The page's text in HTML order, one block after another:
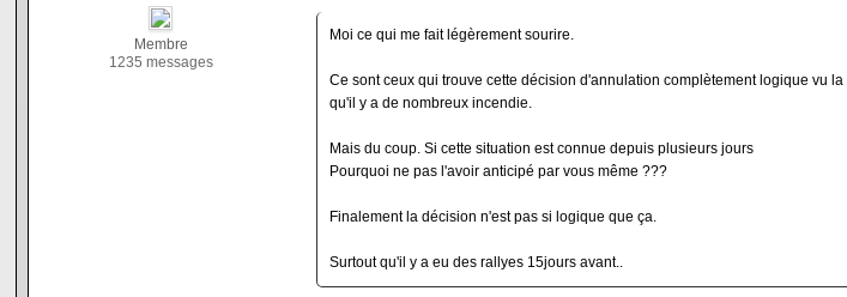
Membre
1235 messages
Moi ce qui me fait légèrement sourire.
Ce sont ceux qui trouve cette décision d'annulation complètement logique vu
qu'il y a de nombreux incendie.
Mais du coup. Si cette situation est connue depuis plusieurs jours
Pourquoi ne pas l'avoir anticipé par vous même ???
Finalement la décision n'est pas si logique que ça.
Surtout qu'il y a eu des rallyes 15jours avant..